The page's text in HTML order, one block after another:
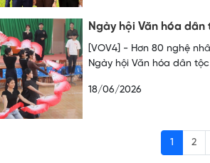
Ngày hội Văn hóa
[VOV4] - Hơn 80 nghệ
Ngày hội Văn hóa dân
18/06/2026
1 2